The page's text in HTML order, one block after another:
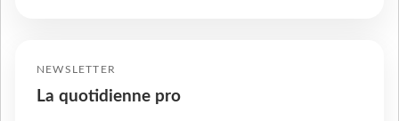
NEWSLETTER
La quotidienne pro